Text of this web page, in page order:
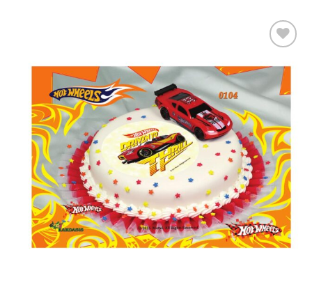
Προσθήκη
στα
Αγαπημένα!